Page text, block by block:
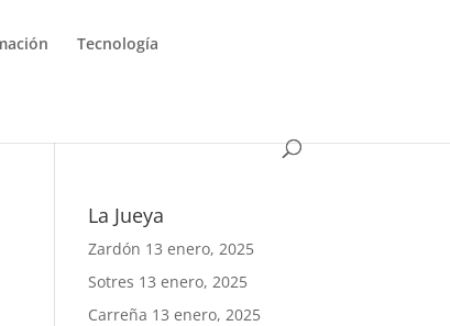
Tecnología
La Jueya
Zardón 13 enero, 2025
Sotres 13 enero, 2025
Carreña 13 enero, 2025